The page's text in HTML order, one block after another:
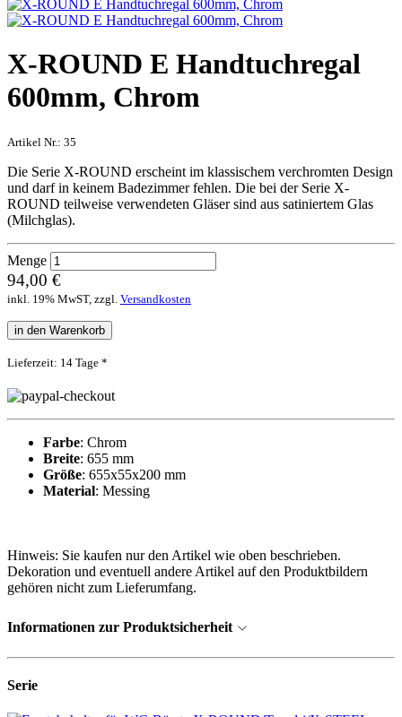
X-ROUND E Handtuchregal
600mm, Chrom
Artikel Nr.: 35
Die Serie X-ROUND erscheint im klassischem verchromten Design
und darf in keinem Badezimmer fehlen. Die bei der Serie X-
ROUND teilweise verwendeten Gläser sind aus satiniertem Glas
(Milchglas).
Menge
94,00 €
inkl. 19% MwST, zzgl. Versandkosten
in den Warenkorb
Lieferzeit: 14 Tage *
Farbe: Chrom
Breite: 655 mm
Größe: 655x55x200 mm
Material: Messing
Hinweis: Sie kaufen nur den Artikel wie oben beschrieben.
Dekoration und eventuell andere Artikel auf den Produktbildern
gehören nicht zum Lieferumfang.
Informationen zur Produktsicherheit
Serie